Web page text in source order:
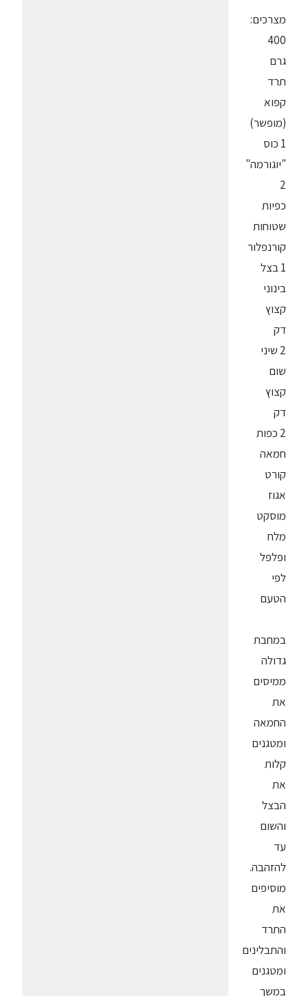
מצרכים:
400
גרם
תרד
קפוא
(מופשר)
1 כוס
"יוגורמה"
2
כפיות
שטוחות
קורנפלור
1 בצל
בינוני
קצוץ
דק
2 שיני
שום
קצוץ
דק
2 כפות
חמאה
קורט
אגוז
מוסקט
מלח
ופלפל
לפי
הטעם
במחבת
גדולה
ממיסים
את
החמאה
ומטגנים
קלות
את
הבצל
והשום
עד
להזהבה.
מוסיפים
את
התרד
והתבלינים
ומטגנים
במשך